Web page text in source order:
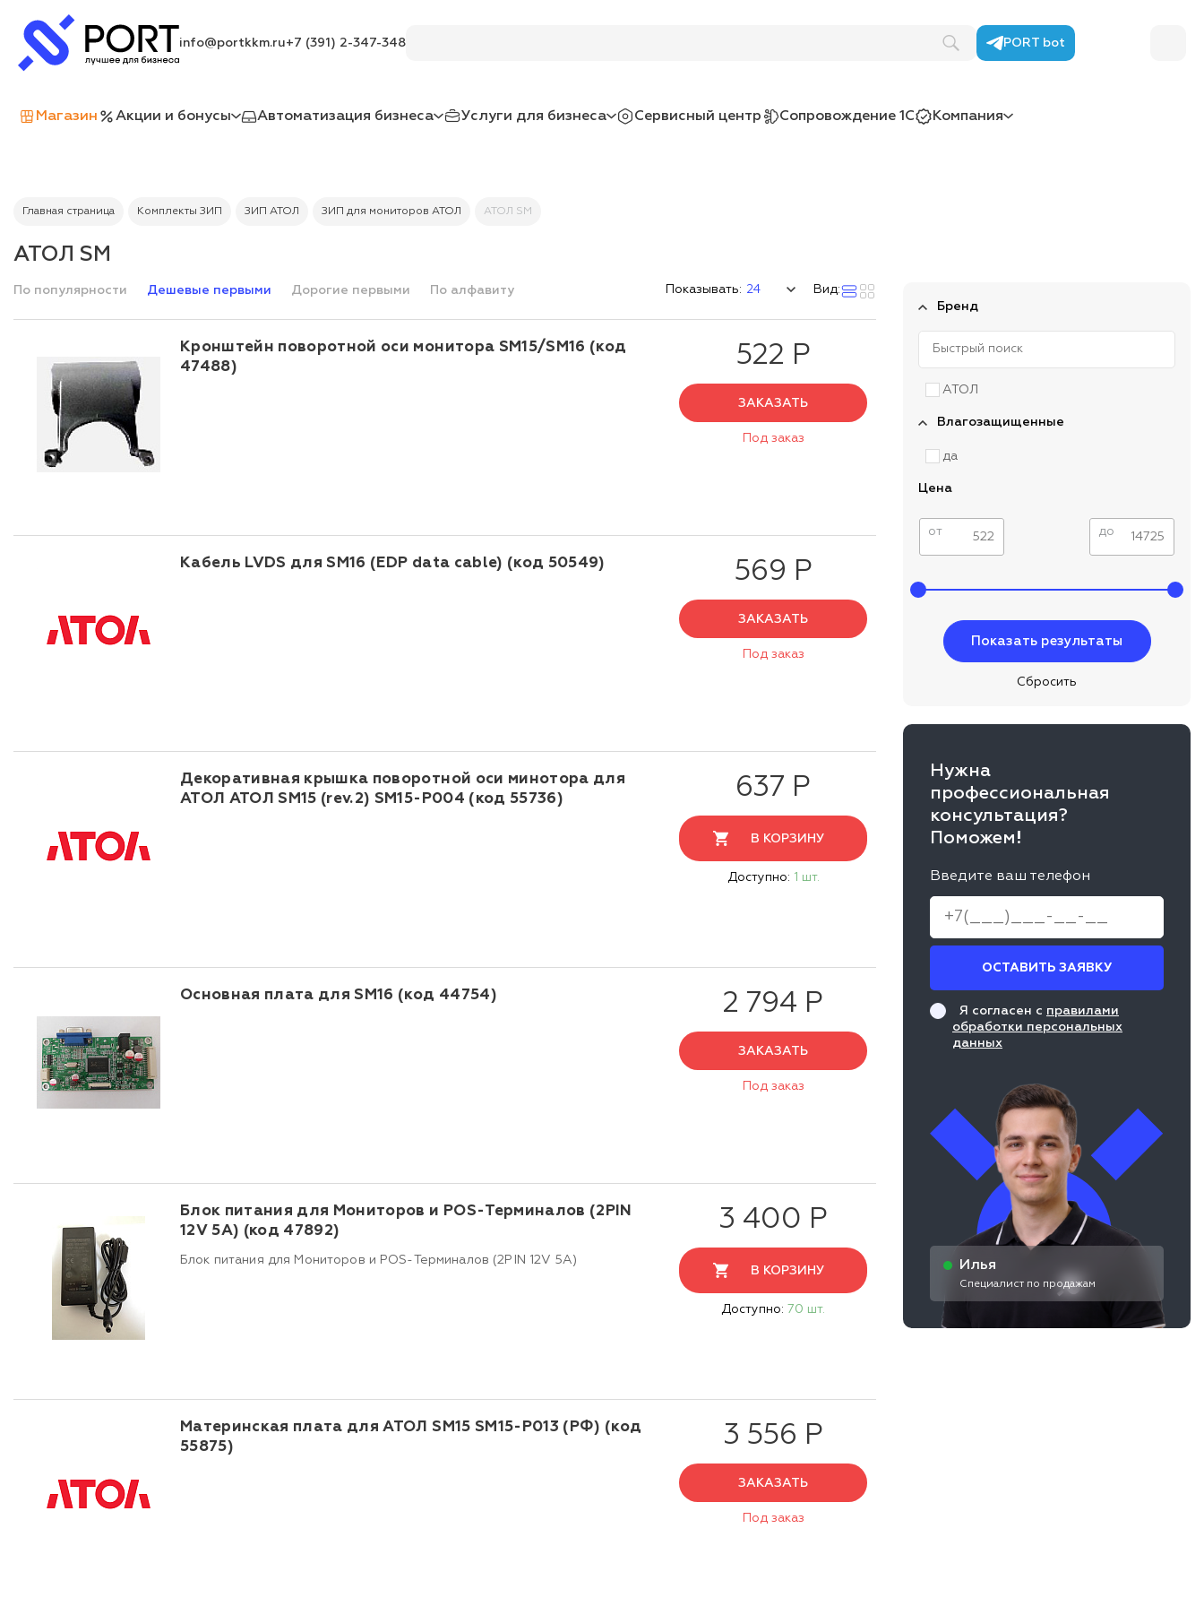
info@portkkm.ru+7 (391) 2-347-348 PORT bot
Магазин Акции и бонусы Автоматизация бизнеса Услуги для бизнеса Сервисный центр Сопровождение 1С Компания
Главная страница Комплекты ЗИП ЗИП АТОЛ ЗИП для мониторов АТОЛ АТОЛ SM
АТОЛ SM
По популярности Дешевые первыми Дорогие первыми По алфавиту Показывать: Вид:
Кронштейн поворотной оси монитора SM15/SM16 (код
47488)
522 Р
ЗАКАЗАТЬ
Под заказ
Кабель LVDS для SM16 (EDP data cable) (код 50549) 569 Р
ЗАКАЗАТЬ
Под заказ
Декоративная крышка поворотной оси минотора для
АТОЛ АТОЛ SM15 (rev.2) SM15-P004 (код 55736)
637 Р
В КОРЗИНУ
Доступно: 1 шт.
Основная плата для SM16 (код 44754) 2 794 Р
ЗАКАЗАТЬ
Под заказ
Блок питания для Мониторов и POS-Терминалов (2PIN
12V 5A) (код 47892)
Блок питания для Мониторов и POS-Терминалов (2PIN 12V 5A)
3 400 Р
В КОРЗИНУ
Доступно: 70 шт.
Материнская плата для АТОЛ SM15 SM15-P013 (РФ) (код
55875)
3 556 Р
ЗАКАЗАТЬ
Под заказ
Бренд
АТОЛ
Влагозащищенные
да
Цена
от до
Нужна
профессиональная
консультация?
Поможем!
Введите ваш телефон
ОСТАВИТЬ ЗАЯВКУ
Я согласен с правилами
обработки персональных
данных
Илья
Специалист по продажам